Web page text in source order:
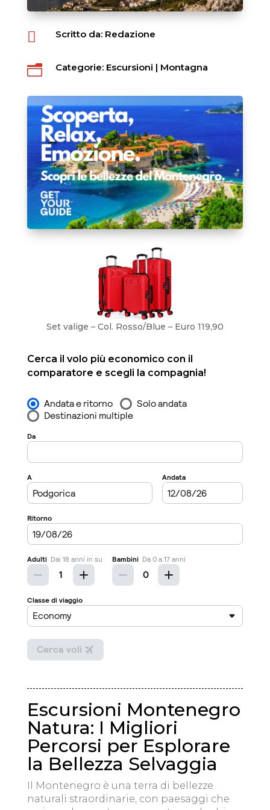
 Scritto da: Redazione
n Categorie: Escursioni | Montagna
Set valige – Col. Rosso/Blue – Euro 119,90
Cerca il volo più economico con il
comparatore e scegli la compagnia!
Escursioni Montenegro
Natura: I Migliori
Percorsi per Esplorare
la Bellezza Selvaggia
Il Montenegro è una terra di bellezze
naturali straordinarie, con paesaggi che